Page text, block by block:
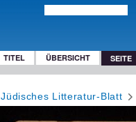
TITEL ÜBERSICHT SEITE
Jüdisches Litteratur-Blatt